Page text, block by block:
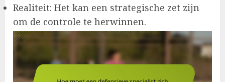
Realiteit: Het kan een strategische zet zijn
om de controle te herwinnen.